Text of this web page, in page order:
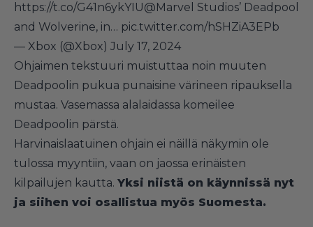
https://t.co/G41n6ykYIU@Marvel Studios’ Deadpool
and Wolverine, in… pic.twitter.com/hSHZiA3EPb
— Xbox (@Xbox) July 17, 2024
Ohjaimen tekstuuri muistuttaa noin muuten
Deadpoolin pukua punaisine värineen ripauksella
mustaa. Vasemassa alalaidassa komeilee
Deadpoolin pärstä.
Harvinaislaatuinen ohjain ei näillä näkymin ole
tulossa myyntiin, vaan on jaossa erinäisten
kilpailujen kautta. Yksi niistä on käynnissä nyt
ja siihen voi osallistua myös Suomesta.